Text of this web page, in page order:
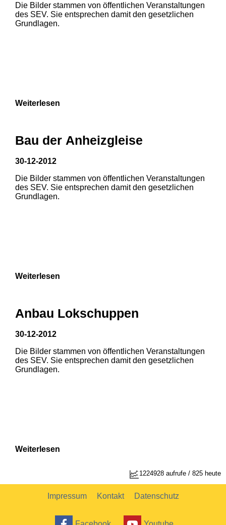
1 2
1 2
2
Die Bilder stammen von öffentlichen Veranstaltungen
des SEV. Sie entsprechen damit den gesetzlichen
Grundlagen.
Weiterlesen
Bau der Anheizgleise
30-12-2012
Die Bilder stammen von öffentlichen Veranstaltungen
des SEV. Sie entsprechen damit den gesetzlichen
Grundlagen.
Weiterlesen
Anbau Lokschuppen
30-12-2012
Die Bilder stammen von öffentlichen Veranstaltungen
des SEV. Sie entsprechen damit den gesetzlichen
Grundlagen.
Weiterlesen
1224928 aufrufe / 825 heute
Impressum Kontakt Datenschutz